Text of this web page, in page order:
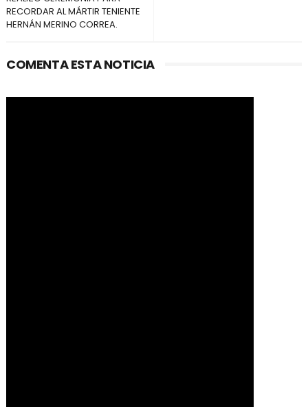
RECORDAR AL MÁRTIR TENIENTE
HERNÁN MERINO CORREA.
COMENTA ESTA NOTICIA